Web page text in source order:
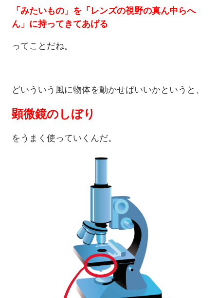
「みたいもの」を「レンズの視野の真ん中らへ
ん」に持ってきてあげる
ってことだね。
どいういう風に物体を動かせばいいかというと、
顕微鏡のしぼり
をうまく使っていくんだ。